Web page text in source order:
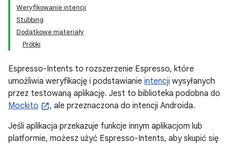
Weryfikowanie intencji
Stubbing
Dodatkowe materiały
Próbki
Espresso-Intents to rozszerzenie Espresso, które
umożliwia weryfikację i podstawianie intencji wysyłanych
przez testowaną aplikację. Jest to biblioteka podobna do
Mockito
, ale przeznaczona do intencji Androida.
Jeśli aplikacja przekazuje funkcje innym aplikacjom lub
platformie, możesz użyć Espresso-Intents, aby skupić się